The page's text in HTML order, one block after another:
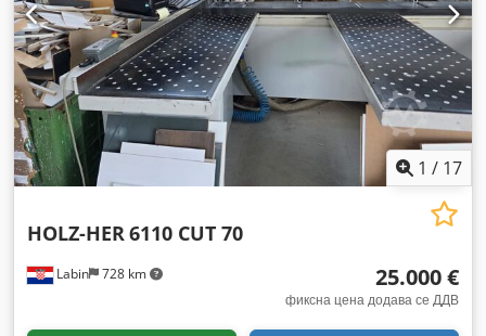
1 / 17
Labin 728 km
HOLZ-HER6110 CUT 70
25.000 €
фиксна цена додава се ДДВ